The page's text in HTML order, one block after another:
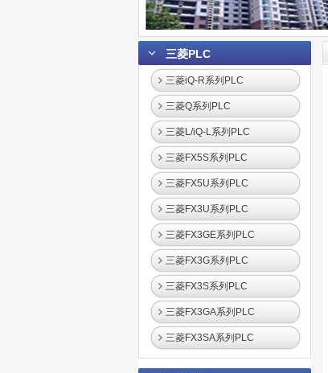
三菱PLC
三菱iQ-R系列PLC
三菱Q系列PLC
三菱L/iQ-L系列PLC
三菱FX5S系列PLC
三菱FX5U系列PLC
三菱FX3U系列PLC
三菱FX3GE系列PLC
三菱FX3G系列PLC
三菱FX3S系列PLC
三菱FX3GA系列PLC
三菱FX3SA系列PLC